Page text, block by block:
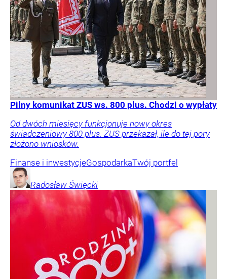
Pilny komunikat ZUS ws. 800 plus. Chodzi o wypłaty
Od dwóch miesięcy funkcjonuje nowy okres
świadczeniowy 800 plus. ZUS przekazał, ile do tej pory
złożono wniosków.
Finanse i inwestycjeGospodarkaTwój portfel
Radosław Święcki